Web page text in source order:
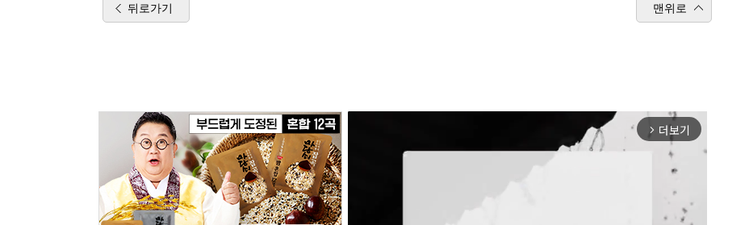
뒤로가기 맨위로
arrow_forward_ios 더보기